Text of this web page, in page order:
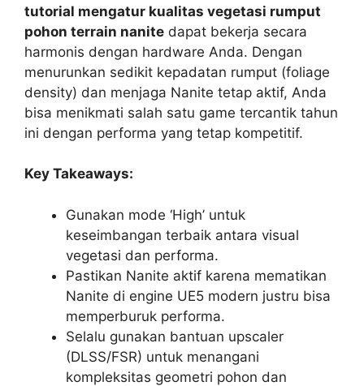
tutorial mengatur kualitas vegetasi rumput
pohon terrain nanite dapat bekerja secara
harmonis dengan hardware Anda. Dengan
menurunkan sedikit kepadatan rumput (foliage
density) dan menjaga Nanite tetap aktif, Anda
bisa menikmati salah satu game tercantik tahun
ini dengan performa yang tetap kompetitif.
Key Takeaways:
Gunakan mode ‘High’ untuk
keseimbangan terbaik antara visual
vegetasi dan performa.
Pastikan Nanite aktif karena mematikan
Nanite di engine UE5 modern justru bisa
memperburuk performa.
Selalu gunakan bantuan upscaler
(DLSS/FSR) untuk menangani
kompleksitas geometri pohon dan